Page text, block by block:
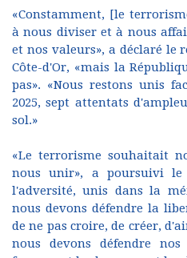
«Constamment, [le
à nous diviser et à nous
et nos valeurs», a déclaré le
Côte-d'Or, «mais la
pas». «Nous restons unis
2025, sept attentats
sol.»
«Le terrorisme souhaitait
nous unir», a poursuivi le
l'adversité, unis dans la
nous devons défendre la
de ne pas croire, de créer,
nous devons défendre